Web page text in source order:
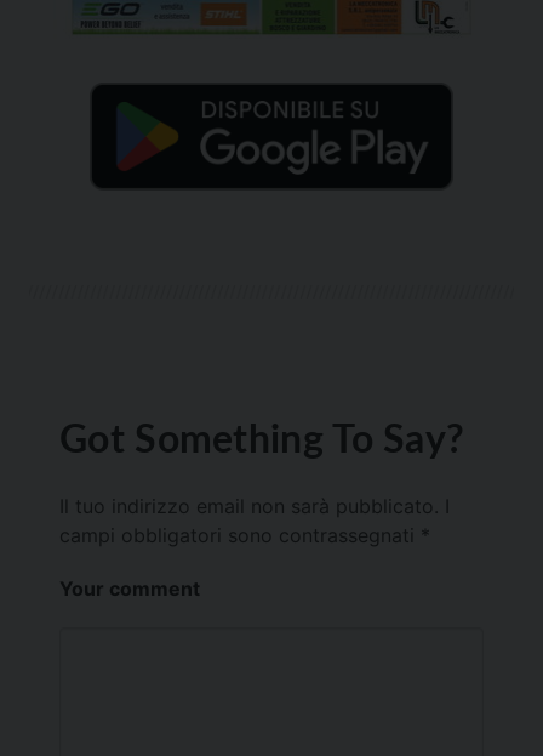
Got Something To Say?
Il tuo indirizzo email non sarà pubblicato.
campi obbligatori sono contrassegnati *
Your comment